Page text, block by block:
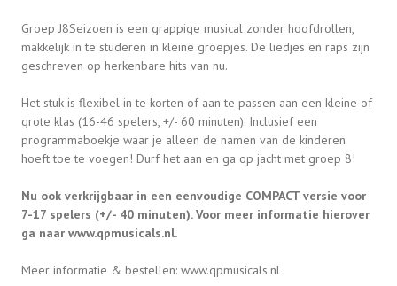
Groep J8Seizoen is een grappige musical zonder hoofdrollen,
makkelijk in te studeren in kleine groepjes. De liedjes en raps zijn
geschreven op herkenbare hits van nu.
Het stuk is flexibel in te korten of aan te passen aan een kleine of
grote klas (16-46 spelers, +/- 60 minuten). Inclusief een
programmaboekje waar je alleen de namen van de kinderen
hoeft toe te voegen! Durf het aan en ga op jacht met groep 8!
Nu ook verkrijgbaar in een eenvoudige COMPACT versie voor
7-17 spelers (+/- 40 minuten). Voor meer informatie hierover
ga naar www.qpmusicals.nl.
Meer informatie & bestellen: www.qpmusicals.nl